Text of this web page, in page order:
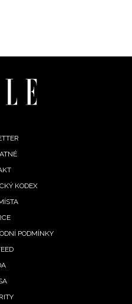
KODEX
PODMÍNKY